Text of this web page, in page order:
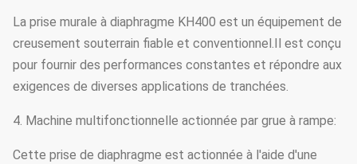
La prise murale à diaphragme KH400 est un équipement de
creusement souterrain fiable et conventionnel.Il est conçu
pour fournir des performances constantes et répondre aux
exigences de diverses applications de tranchées.
4. Machine multifonctionnelle actionnée par grue à rampe:
Cette prise de diaphragme est actionnée à l'aide d'une